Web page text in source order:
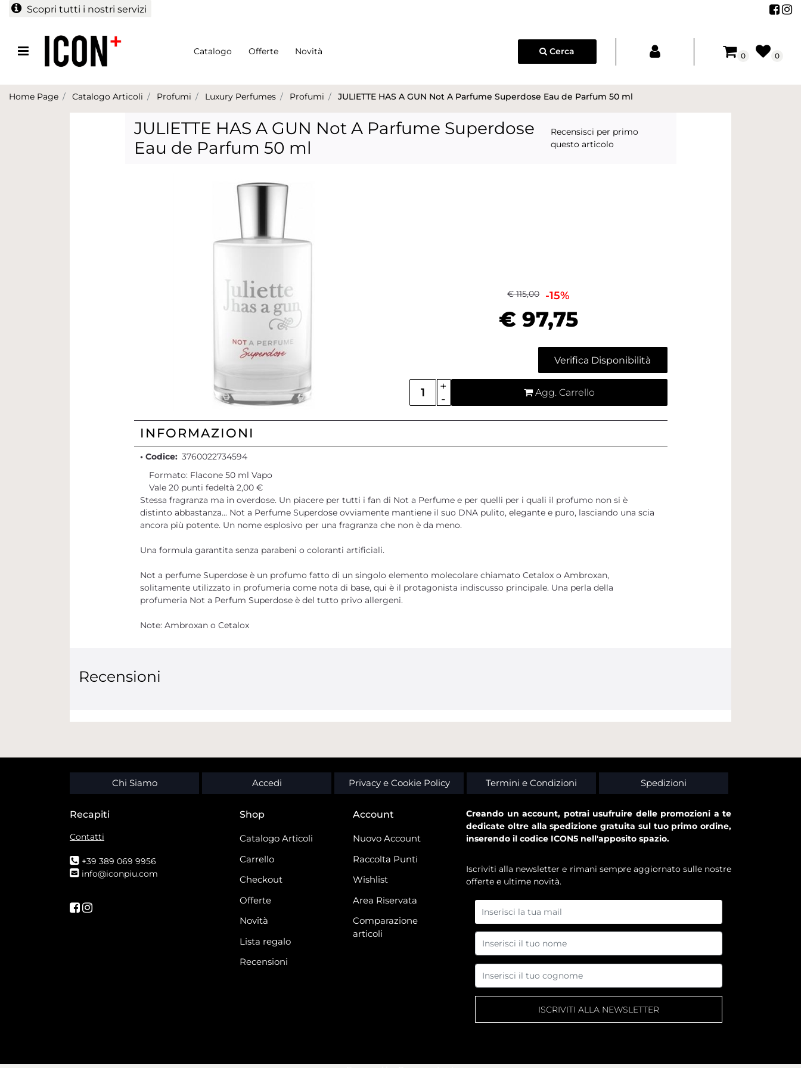
Scopri tutti i nostri servizi
Open menu Catalogo Offerte Novità Cerca 0 0
Home Page Catalogo Articoli Profumi Luxury Perfumes Profumi JULIETTE HAS A GUN Not A Parfume Superdose Eau de Parfum 50 ml
JULIETTE HAS A GUN Not A Parfume Superdose
Eau de Parfum 50 ml
Recensisci per primo
questo articolo
€ 115,00 -15%
€ 97,75
Verifica Disponibilità
Quantità
Agg. Carrello
INFORMAZIONI
• Codice: 3760022734594
Formato: Flacone 50 ml Vapo
Vale 20 punti fedeltà 2,00 €
Stessa fragranza ma in overdose. Un piacere per tutti i fan di Not a Perfume e per quelli per i quali il profumo non si è
distinto abbastanza... Not a Perfume Superdose ovviamente mantiene il suo DNA pulito, elegante e puro, lasciando una scia
ancora più potente. Un nome esplosivo per una fragranza che non è da meno.
Una formula garantita senza parabeni o coloranti artificiali.
Not a perfume Superdose è un profumo fatto di un singolo elemento molecolare chiamato Cetalox o Ambroxan,
solitamente utilizzato in profumeria come nota di base, qui è il protagonista indiscusso principale. Una perla della
profumeria Not a Perfum Superdose è del tutto privo allergeni.
Note: Ambroxan o Cetalox
Recensioni
Chi Siamo Accedi Privacy e Cookie Policy Termini e Condizioni Spedizioni
Recapiti
Contatti
+39 389 069 9956
info@iconpiu.com
Seguici su Facebook
Seguici su Instagram
Shop
Catalogo Articoli
Carrello
Checkout
Offerte
Novità
Lista regalo
Recensioni
Account
Nuovo Account
Raccolta Punti
Wishlist
Area Riservata
Comparazione
articoli
Creando un account, potrai usufruire delle promozioni a te
dedicate oltre alla spedizione gratuita sul tuo primo ordine,
inserendo il codice ICON5 nell'apposito spazio.
Iscriviti alla newsletter e rimani sempre aggiornato sulle nostre
offerte e ultime novità.